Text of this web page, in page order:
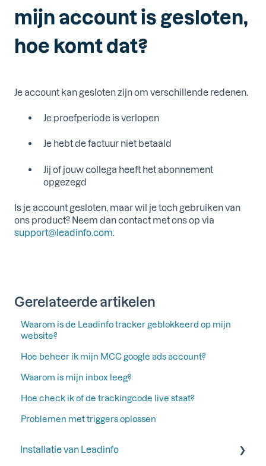
mijn account is gesloten,
hoe komt dat?
Je account kan gesloten zijn om verschillende redenen.
Je proefperiode is verlopen
Je hebt de factuur niet betaald
Jij of jouw collega heeft het abonnement
opgezegd
Is je account gesloten, maar wil je toch gebruiken van
ons product? Neem dan contact met ons op via
support@leadinfo.com.
Gerelateerde artikelen
Waarom is de Leadinfo tracker geblokkeerd op mijn
website?
Hoe beheer ik mijn MCC google ads account?
Waarom is mijn inbox leeg?
Hoe check ik of de trackingcode live staat?
Problemen met triggers oplossen
Installatie van Leadinfo